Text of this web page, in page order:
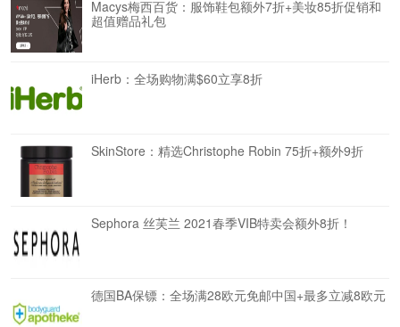
Macys梅西百货：服饰鞋包额外7折+美妆85折促销和
超值赠品礼包
iHerb：全场购物满$60立享8折
SkinStore：精选Christophe Robin 75折+额外9折
Sephora 丝芙兰 2021春季VIB特卖会额外8折！
德国BA保镖：全场满28欧元免邮中国+最多立减8欧元